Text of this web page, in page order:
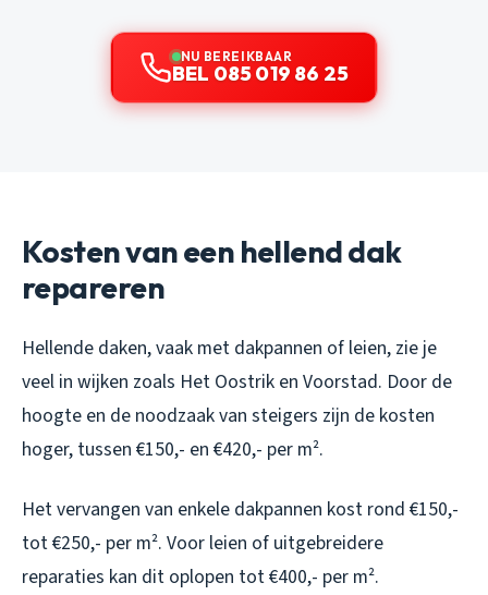
NU BEREIKBAAR
BEL 085 019 86 25
Kosten van een hellend dak
repareren
Hellende daken, vaak met dakpannen of leien, zie je
veel in wijken zoals Het Oostrik en Voorstad. Door de
hoogte en de noodzaak van steigers zijn de kosten
hoger, tussen €150,- en €420,- per m².
Het vervangen van enkele dakpannen kost rond €150,-
tot €250,- per m². Voor leien of uitgebreidere
reparaties kan dit oplopen tot €400,- per m².